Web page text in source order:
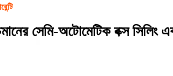
সেমি-অটোমেটিক বক্স সিলিং